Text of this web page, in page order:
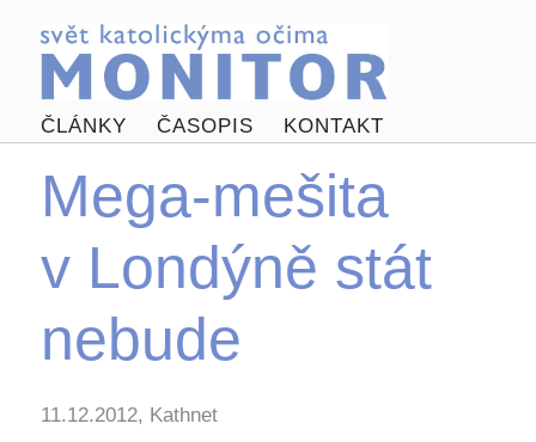
ČLÁNKY ČASOPIS KONTAKT
Mega-mešita
v Londýně stát
nebude
11.12.2012, Kathnet